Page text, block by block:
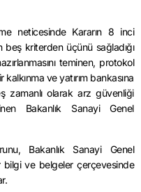
neticesinde Kararın 8 inci
beş kriterden üçünü sağladığı
teminen, protokol
ve yatırım bankasına
zamanlı olarak arz güvenliği
Bakanlık Sanayi Genel
Bakanlık Sanayi Genel
ve belgeler çerçevesinde